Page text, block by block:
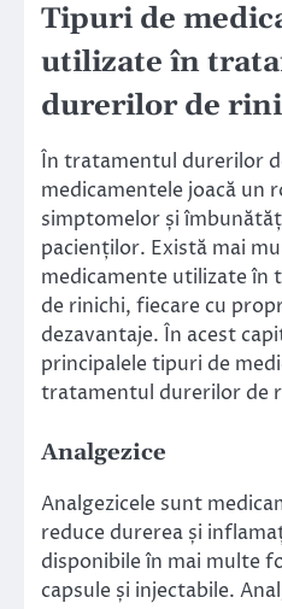
Tipuri de
utilizate în
durerilor de
În tratamentul durerilor
medicamentele joacă un
simptomelor și
pacienților. Există mai
medicamente utilizate
de rinichi, fiecare cu
dezavantaje. În acest
principalele tipuri de
tratamentul durerilor de
Analgezice
Analgezicele sunt
reduce durerea și
disponibile în mai multe
capsule și injectabile.